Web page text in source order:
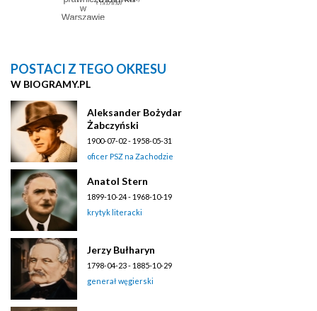
POSTACI Z TEGO OKRESU
W BIOGRAMY.PL
Aleksander Bożydar
Żabczyński
1900-07-02 - 1958-05-31
oficer PSZ na Zachodzie
Anatol Stern
1899-10-24 - 1968-10-19
krytyk literacki
Jerzy Bułharyn
1798-04-23 - 1885-10-29
generał węgierski